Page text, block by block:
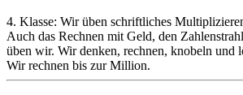
4. Klasse: Wir üben schriftliches
Auch das Rechnen mit Geld, den
üben wir. Wir denken, rechnen, knobeln und
Wir rechnen bis zur Million.